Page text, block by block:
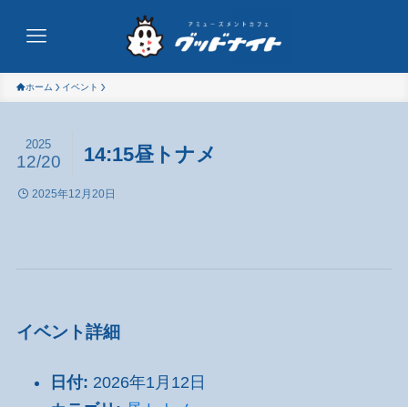
ホーム イベント
14:15昼トナメ
2025
12/20
2025年12月20日
イベント詳細
日付: 2026年1月12日